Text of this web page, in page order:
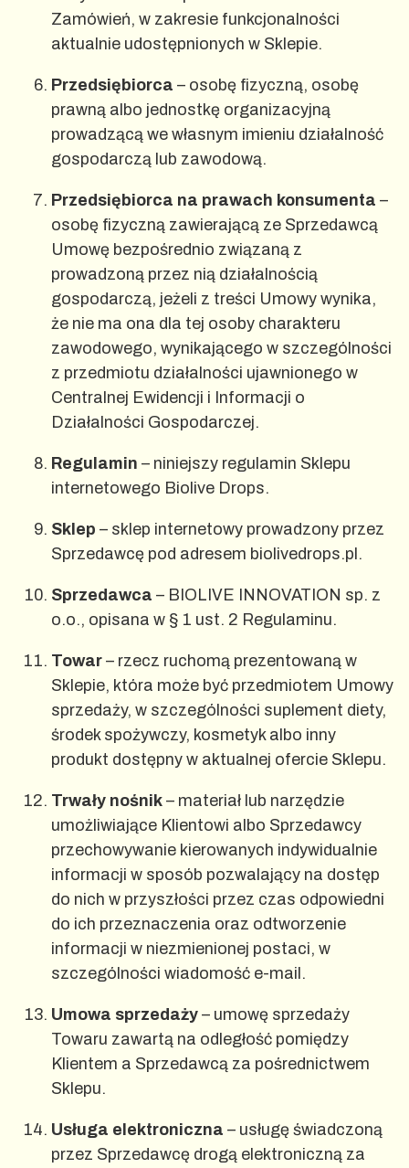
Zamówień, w zakresie funkcjonalności
aktualnie udostępnionych w Sklepie.
Przedsiębiorca – osobę fizyczną, osobę
prawną albo jednostkę organizacyjną
prowadzącą we własnym imieniu działalność
gospodarczą lub zawodową.
Przedsiębiorca na prawach konsumenta –
osobę fizyczną zawierającą ze Sprzedawcą
Umowę bezpośrednio związaną z
prowadzoną przez nią działalnością
gospodarczą, jeżeli z treści Umowy wynika,
że nie ma ona dla tej osoby charakteru
zawodowego, wynikającego w szczególności
z przedmiotu działalności ujawnionego w
Centralnej Ewidencji i Informacji o
Działalności Gospodarczej.
Regulamin – niniejszy regulamin Sklepu
internetowego Biolive Drops.
Sklep – sklep internetowy prowadzony przez
Sprzedawcę pod adresem biolivedrops.pl.
Sprzedawca – BIOLIVE INNOVATION sp. z
o.o., opisana w § 1 ust. 2 Regulaminu.
Towar – rzecz ruchomą prezentowaną w
Sklepie, która może być przedmiotem Umowy
sprzedaży, w szczególności suplement diety,
środek spożywczy, kosmetyk albo inny
produkt dostępny w aktualnej ofercie Sklepu.
Trwały nośnik – materiał lub narzędzie
umożliwiające Klientowi albo Sprzedawcy
przechowywanie kierowanych indywidualnie
informacji w sposób pozwalający na dostęp
do nich w przyszłości przez czas odpowiedni
do ich przeznaczenia oraz odtworzenie
informacji w niezmienionej postaci, w
szczególności wiadomość e-mail.
Umowa sprzedaży – umowę sprzedaży
Towaru zawartą na odległość pomiędzy
Klientem a Sprzedawcą za pośrednictwem
Sklepu.
Usługa elektroniczna – usługę świadczoną
przez Sprzedawcę drogą elektroniczną za